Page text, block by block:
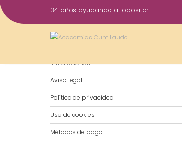
Saltar
al
34 años ayudando al opositor.
Instalaciones
Aviso legal
Política de privacidad
Uso de cookies
Métodos de pago